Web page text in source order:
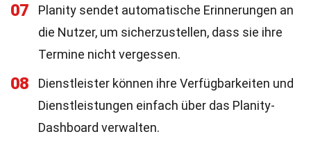
07
Planity sendet automatische Erinnerungen an
die Nutzer, um sicherzustellen, dass sie ihre
Termine nicht vergessen.
08
Dienstleister können ihre Verfügbarkeiten und
Dienstleistungen einfach über das Planity-
Dashboard verwalten.